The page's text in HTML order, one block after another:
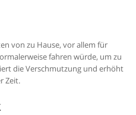
von zu Hause, vor allem für
fahren würde, um zu
die Verschmutzung und erhöht
Zeit.